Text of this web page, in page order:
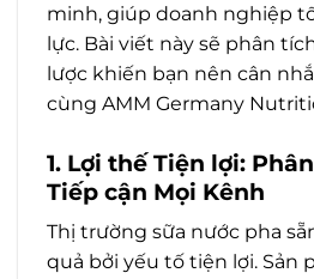
minh, giúp doanh nghiệp
lực. Bài viết này sẽ phân
lược khiến bạn nên cân
cùng AMM Germany
1. Lợi thế Tiện lợi:
Tiếp cận Mọi Kênh
Thị trường sữa nước pha
quả bởi yếu tố tiện lợi. Sản